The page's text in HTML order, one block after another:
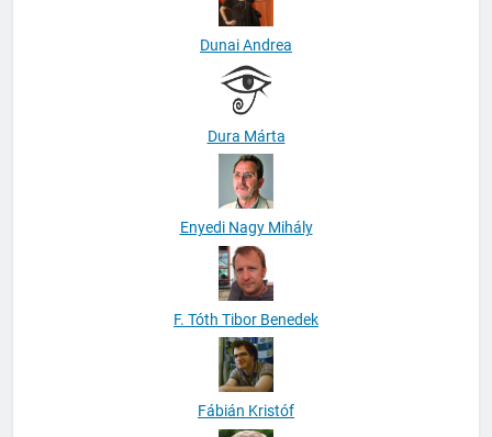
Dunai Andrea
Dura Márta
Enyedi Nagy Mihály
F. Tóth Tibor Benedek
Fábián Kristóf